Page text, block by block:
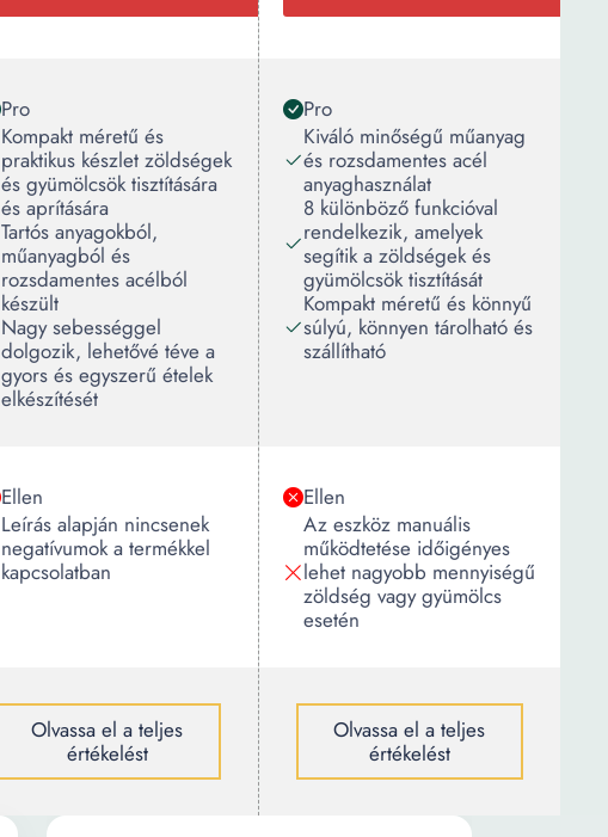
Pro
Kompakt méretű és
praktikus készlet zöldségek
és gyümölcsök tisztítására
és aprítására
Tartós anyagokból,
műanyagból és
rozsdamentes acélból
készült
Nagy sebességgel
dolgozik, lehetővé téve a
gyors és egyszerű ételek
elkészítését
Ellen
Leírás alapján nincsenek
negatívumok a termékkel
kapcsolatban
Olvassa el a teljes
értékelést
Pro
Kiváló minőségű műanyag
és rozsdamentes acél
anyaghasználat
8 különböző funkcióval
rendelkezik, amelyek
segítik a zöldségek és
gyümölcsök tisztítását
Kompakt méretű és könnyű
súlyú, könnyen tárolható és
szállítható
Ellen
Az eszköz manuális
működtetése időigényes
lehet nagyobb mennyiségű
zöldség vagy gyümölcs
esetén
Olvassa el a teljes
értékelést